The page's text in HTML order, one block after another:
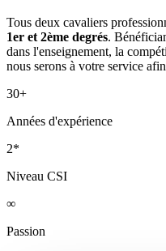
Tous deux cavaliers
1er et 2ème degrés.
dans l'enseignement, la
nous serons à votre service
30+
Années d'expérience
2*
Niveau CSI
∞
Passion